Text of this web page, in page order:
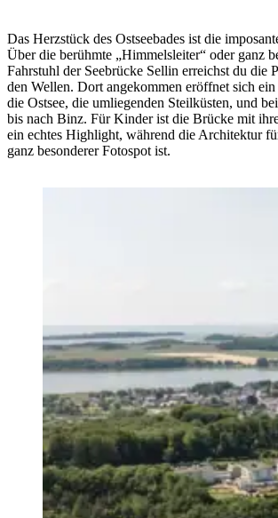
Das Herzstück des Ostseebades ist die
Über die berühmte „Himmelsleiter“ oder ganz
Fahrstuhl der Seebrücke Sellin erreichst du die
den Wellen. Dort angekommen eröffnet sich
die Ostsee, die umliegenden Steilküsten, und
bis nach Binz. Für Kinder ist die Brücke mit
ein echtes Highlight, während die Architektur
ganz besonderer Fotospot ist.